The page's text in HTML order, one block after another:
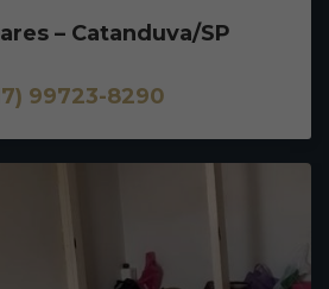
– Catanduva/SP
99723-8290